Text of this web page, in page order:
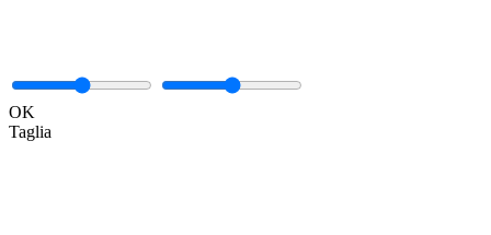
OK
Taglia